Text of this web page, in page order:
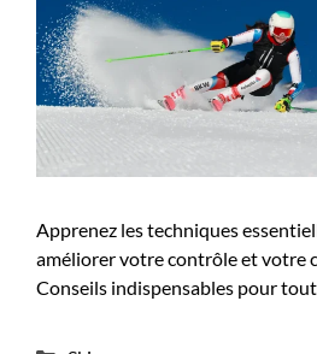
Apprenez les techniques
améliorer votre contrôle et votre
Conseils indispensables pour